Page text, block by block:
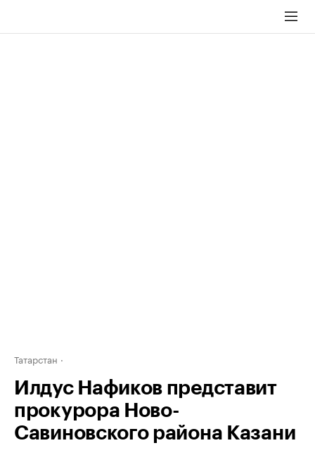
Татарстан
Илдус Нафиков представит
прокурора Ново-
Савиновского района Казани